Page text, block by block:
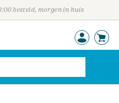
besteld, morgen in huis